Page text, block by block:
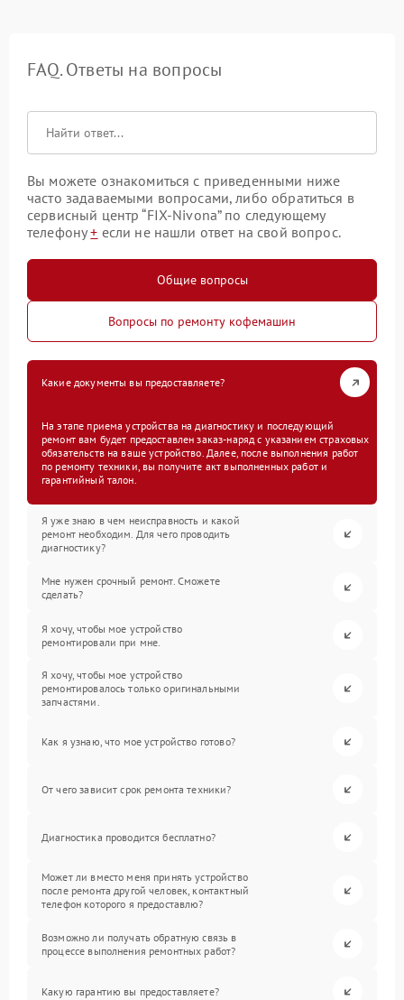
FAQ. Ответы на вопросы
Вы можете ознакомиться с приведенными ниже
часто задаваемыми вопросами, либо обратиться в
сервисный центр “FIX-Nivona” по следующему
телефону+ если не нашли ответ на свой вопрос.
Общие вопросы
Вопросы по ремонту кофемашин
Какие документы вы предоставляете?
На этапе приема устройства на диагностику и последующий
ремонт вам будет предоставлен заказ-наряд с указанием страховых
обязательств на ваше устройство. Далее, после выполнения работ
по ремонту техники, вы получите акт выполненных работ и
гарантийный талон.
Я уже знаю в чем неисправность и какой
ремонт необходим. Для чего проводить
диагностику?
Мне нужен срочный ремонт. Сможете
сделать?
Я хочу, чтобы мое устройство
ремонтировали при мне.
Я хочу, чтобы мое устройство
ремонтировалось только оригинальными
запчастями.
Как я узнаю, что мое устройство готово?
От чего зависит срок ремонта техники?
Диагностика проводится бесплатно?
Может ли вместо меня принять устройство
после ремонта другой человек, контактный
телефон которого я предоставлю?
Возможно ли получать обратную связь в
процессе выполнения ремонтных работ?
Какую гарантию вы предоставляете?